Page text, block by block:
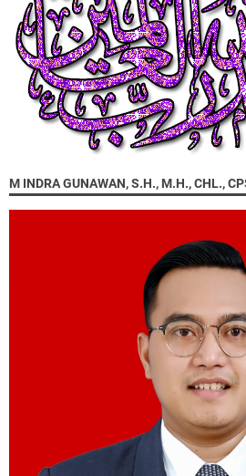
M INDRA GUNAWAN, S.H., M.H., CHL.,